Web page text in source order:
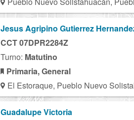
Jesus Agripino Gutierrez
CCT 07DPR2284Z
Turno: Matutino
Primaria, General
El Estoraque, Pueblo Nuevo
Guadalupe Victoria